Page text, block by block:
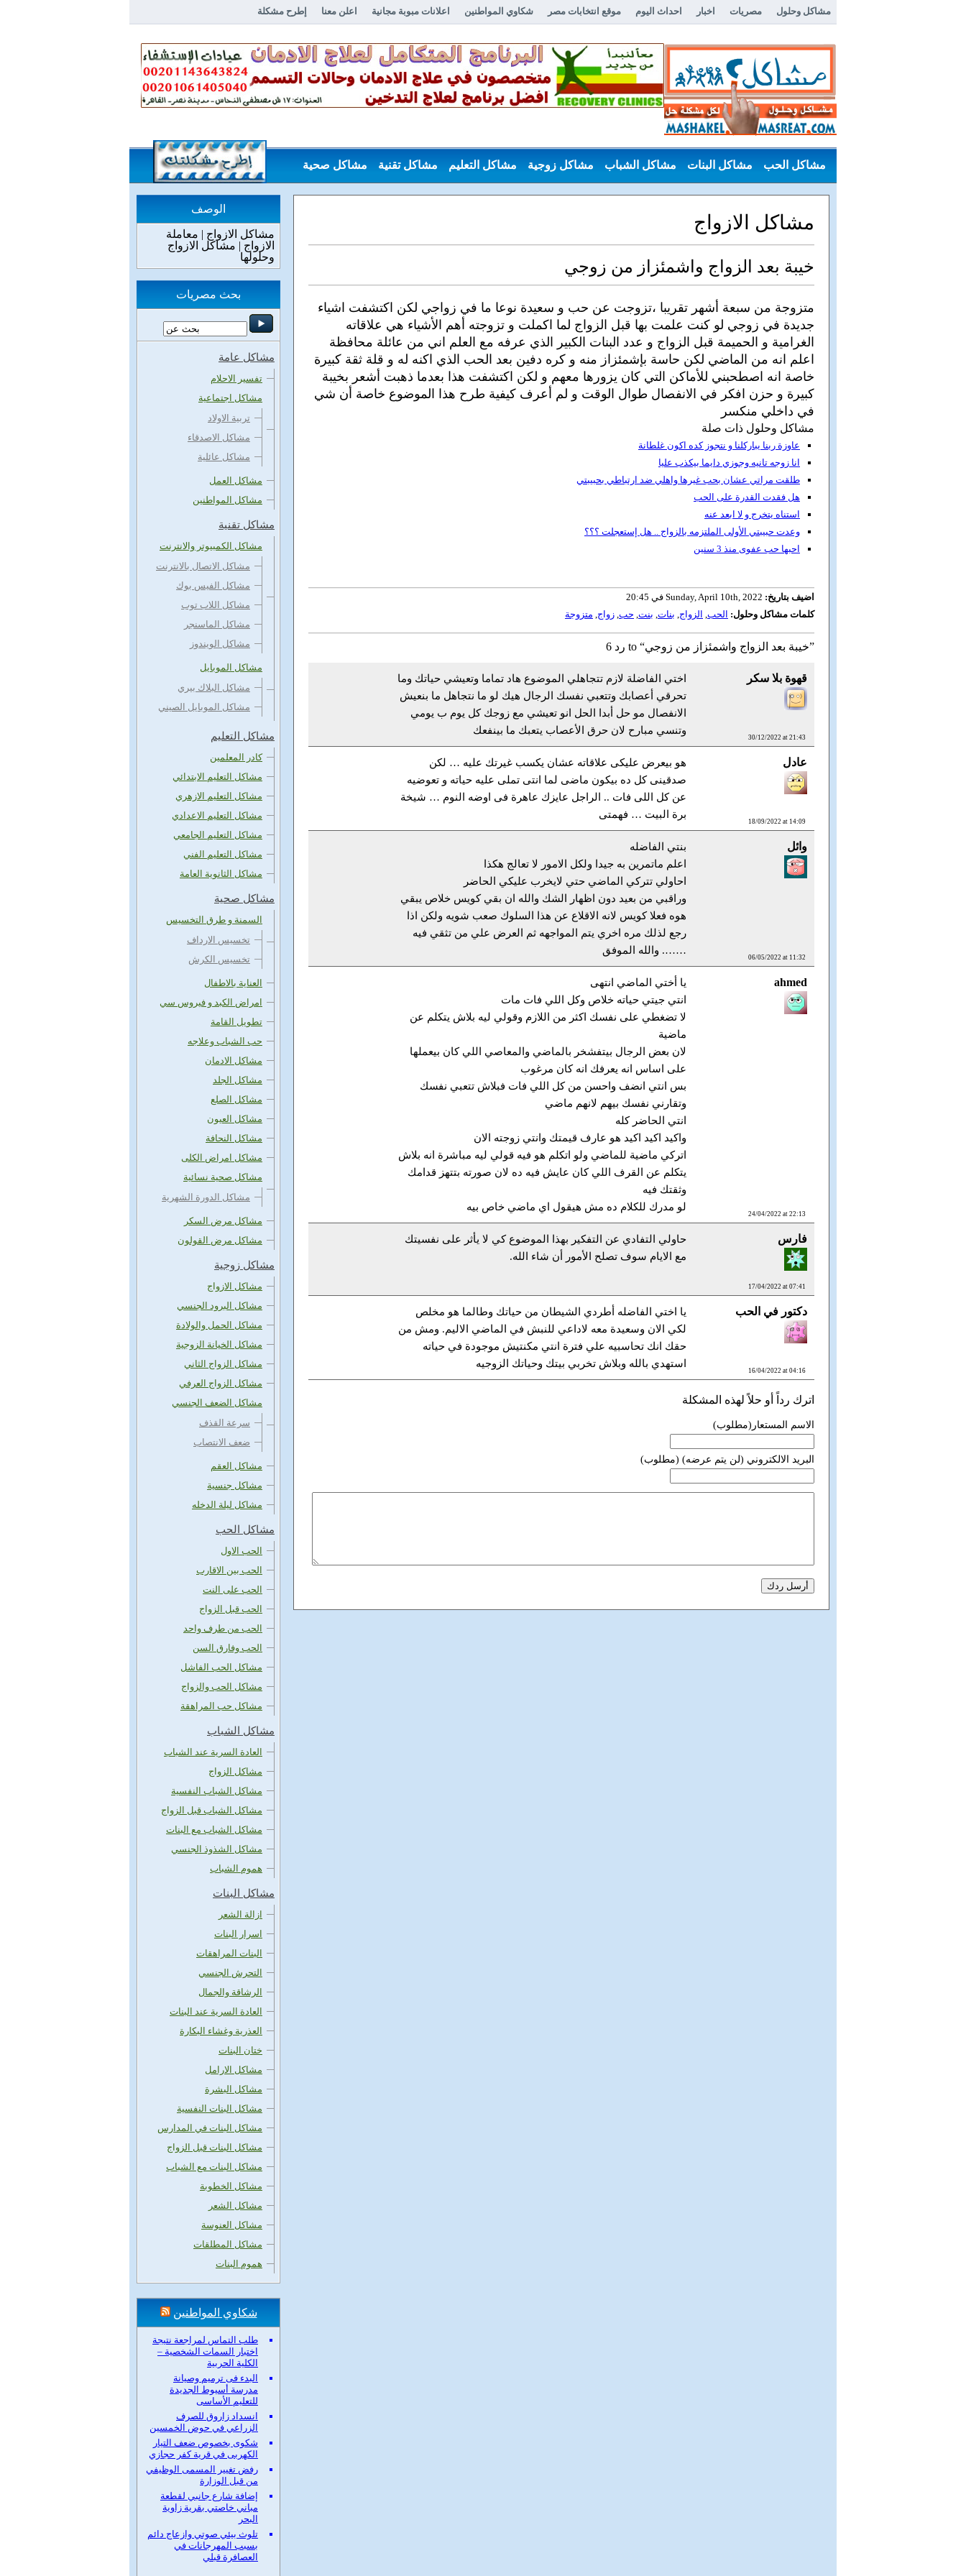
مشاكل وحلول مصريات اخبار احداث اليوم موقع انتخابات مصر شكاوي المواطنين اعلانات مبوبة مجانية اعلن معنا إطرح مشكلة
مشاكل الحب مشاكل البنات مشاكل الشباب مشاكل زوجية مشاكل التعليم مشاكل تقنية مشاكل صحية
مشاكل الازواج
خيبة بعد الزواج واشمئزاز من زوجي
متزوجة من سبعة أشهر تقريبا ،تزوجت عن حب و سعيدة نوعا ما في زواجي لكن اكتشفت اشياء
جديدة في زوجي لو كنت علمت بها قبل الزواج لما اكملت و تزوجته أهم الأشياء هي علاقاته
الغرامية و الحميمة قبل الزواج و عدد البنات الكبير الذي عرفه مع العلم اني من عائلة محافظة
اعلم انه من الماضي لكن حاسة بإشمئزاز منه و كره دفين بعد الحب الذي اكنه له و قلة ثقة كبيرة
خاصة انه اصطحبني للأماكن التي كان يزورها معهم و لكن اكتشفت هذا بعدما ذهبت أشعر بخيبة
كبيرة و حزن افكر في الانفصال طوال الوقت و لم أعرف كيفية طرح هذا الموضوع خاصة أن شي
في داخلي منكسر
مشاكل وحلول ذات صلة
عاوزة ربنا يباركلنا و نتجوز كده اكون غلطانة
انا زوجه تانيه وجوزي دايما بيكذب عليا
طلقت مراتي عشان بحب غيرها واهلي ضد ارتباطي بحبيبتي
هل فقدت القدرة على الحب
استناه يتخرج و لا ابعد عنه
وعدت حبيبتي الأولى الملتزمه بالزواج .. هل إستعجلت ؟؟؟
احبها حب عفوى منذ 3 سنين
اضيف بتاريخ:
كلمات مشاكل وحلول: الحب, الزواج, بنات, بنت, حب, زواج, متزوجة
6 رد to “خيبة بعد الزواج واشمئزاز من زوجي”
قهوة بلا سكر
30/12/2022 at 21:43
اختي الفاضلة لازم تتجاهلي الموضوع هاد تماما وتعيشي حياتك وما
تحرقي أعصابك وتتعبي نفسك الرجال هيك لو ما نتجاهل ما بنعيش
الانفصال مو حل أبدا الحل انو تعيشي مع زوجك كل يوم ب يومي
وتنسي مبارح لان حرق الأعصاب يتعبك ما بينفعك
عادل
18/09/2022 at 14:09
هو بيعرض عليكى علاقاته عشان يكسب غيرتك عليه … لكن
صدقينى كل ده بيكون ماضى لما انتى تملى عليه حياته و تعوضيه
عن كل اللى فات .. الراجل عايزك عاهرة فى اوضه النوم … شيخة
برة البيت … فهمتى
وائل
06/05/2022 at 11:32
بنتي الفاضله
اعلم ماتمرين به جيدا ولكل الامور لا تعالج هكذا
احاولي تتركي الماضي حتي لايخرب عليكي الحاضر
وراقبي من بعيد دون اظهار الشك والله ان بقي كويس خلاص يبقي
هوه فعلا كويس لانه الاقلاع عن هذا السلوك صعب شويه ولكن اذا
رجع لذلك مره اخري يتم المواجهه ثم العرض علي من تثقي فيه
……. والله الموفق
ahmed
24/04/2022 at 22:13
يا أختي الماضي انتهى
انتي جيتي حياته خلاص وكل اللي فات مات
لا تضغطي على نفسك اكثر من اللازم وقولي ليه بلاش يتكلم عن
ماضية
لان بعض الرجال بيتفشخر بالماضي والمعاصي اللي كان بيعملها
على اساس انه يعرفك انه كان مرغوب
بس انتي انضف واحسن من كل اللي فات فبلاش تتعبي نفسك
وتقارني نفسك بيهم لانهم ماضي
انتي الحاضر كله
واكيد اكيد اكيد هو عارف قيمتك وانتي زوجته الان
اتركي ماضية للماضي ولو اتكلم هو فيه قولي ليه مباشرة انه بلاش
يتكلم عن القرف اللي كان عايش فيه ده لان صورته بتتهز قدامك
وثقتك فيه
لو مدرك للكلام ده مش هيقول اي ماضي خاص بيه
فارس
17/04/2022 at 07:41
حاولي التفادي عن التفكير بهذا الموضوع كي لا يأثر على نفسيتك
مع الايام سوف تصلح الأمور أن شاء الله.
دكتور في الحب
16/04/2022 at 04:16
يا اختي الفاضله أطردي الشيطان من حياتك وطالما هو مخلص
لكي الان وسعيدة معه لاداعي للنبش في الماضي الاليم. ومش من
حقك انك تحاسبيه علي فترة انتي مكنتيش موجودة في حياته
استهدي بالله وبلاش تخربي بيتك وحياتك الزوجيه
اترك رداً أو حلاً لهذه المشكلة
الاسم المستعار(مطلوب)
البريد الالكتروني (لن يتم عرضه) (مطلوب)
الوصف
مشاكل الازواج | معاملة
الازواج | مشاكل الازواج
وحلولها
بحث مصريات
مشاكل عامة
تفسير الاحلام
مشاكل اجتماعية
تربية الاولاد
مشاكل الاصدقاء
مشاكل عائلية
مشاكل العمل
مشاكل المواطنين
مشاكل تقنية
مشاكل الكمبيوتر والانترنت
مشاكل الاتصال بالانترنت
مشاكل الفيس بوك
مشاكل اللاب توب
مشاكل الماسنجر
مشاكل الويندوز
مشاكل الموبايل
مشاكل البلاك بيري
مشاكل الموبايل الصيني
مشاكل التعليم
كادر المعلمين
مشاكل التعليم الابتدائي
مشاكل التعليم الازهري
مشاكل التعليم الاعدادي
مشاكل التعليم الجامعي
مشاكل التعليم الفني
مشاكل الثانوية العامة
مشاكل صحية
السمنة و طرق التخسيس
تخسيس الارداف
تخسيس الكرش
العناية بالاطفال
امراض الكبد و فيروس سي
تطويل القامة
حب الشباب وعلاجه
مشاكل الادمان
مشاكل الجلد
مشاكل الصلع
مشاكل العيون
مشاكل النحافة
مشاكل امراض الكلى
مشاكل صحية نسائية
مشاكل الدورة الشهرية
مشاكل مرض السكر
مشاكل مرض القولون
مشاكل زوجية
مشاكل الازواج
مشاكل البرود الجنسي
مشاكل الحمل والولادة
مشاكل الخيانة الزوجية
مشاكل الزواج الثاني
مشاكل الزواج العرفي
مشاكل الضعف الجنسي
سرعة القذف
ضعف الانتصاب
مشاكل العقم
مشاكل جنسية
مشاكل ليلة الدخله
مشاكل الحب
الحب الاول
الحب بين الاقارب
الحب على النت
الحب قبل الزواج
الحب من طرف واحد
الحب وفارق السن
مشاكل الحب الفاشل
مشاكل الحب والزواج
مشاكل حب المراهقة
مشاكل الشباب
العادة السرية عند الشباب
مشاكل الزواج
مشاكل الشباب النفسية
مشاكل الشباب قبل الزواج
مشاكل الشباب مع البنات
مشاكل الشذوذ الجنسي
هموم الشباب
مشاكل البنات
ازالة الشعر
اسرار البنات
البنات المراهقات
التحرش الجنسي
الرشاقة والجمال
العادة السرية عند البنات
العذرية وغشاء البكارة
ختان البنات
مشاكل الارامل
مشاكل البشرة
مشاكل البنات النفسية
مشاكل البنات في المدارس
مشاكل البنات قبل الزواج
مشاكل البنات مع الشباب
مشاكل الخطوبة
مشاكل الشعر
مشاكل العنوسة
مشاكل المطلقات
هموم البنات
شكاوي المواطنين
طلب التماس لمراجعة نتيجة
اختبار السمات الشخصية –
الكلية الحربية
البدء فى ترميم وصيانة
مدرسة أسيوط الجديدة
للتعليم الأساسى
انسداد زاروق للصرف
الزراعي في حوض الخمسين
شكوى بخصوص ضعف التيار
الكهربى في قرية كفر حجازي
رفض تغيير المسمى الوظيفي
من قبل الوزارة
إضافة شارع جانبي لقطعة
مباني خاصتي بقرية زاوية
البحر
تلوث بيئي صوتي وازعاج دائم
بسبب المهرجانات في
العصافرة قبلي